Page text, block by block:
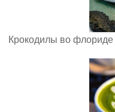
Крокодилы во флориде